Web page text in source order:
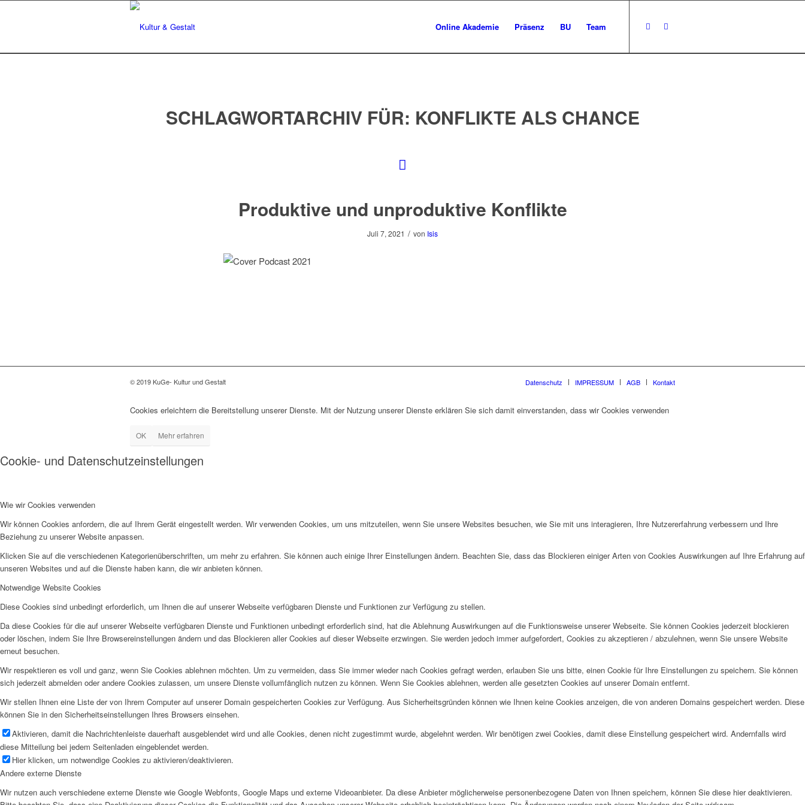
Online Akademie Präsenz BU Team
SCHLAGWORTARCHIV FÜR: KONFLIKTE ALS CHANCE
Produktive und unproduktive Konflikte
Juli 7, 2021 / von Isis
© 2019 KuGe- Kultur und Gestalt Datenschutz IMPRESSUM AGB Kontakt
Cookies erleichtern die Bereitstellung unserer Dienste. Mit der Nutzung unserer Dienste erklären Sie sich damit einverstanden, dass wir Cookies verwenden
OK Mehr erfahren
Cookie- und Datenschutzeinstellungen
Wie wir Cookies verwenden
Wir können Cookies anfordern, die auf Ihrem Gerät eingestellt werden. Wir verwenden Cookies, um uns mitzuteilen, wenn Sie unsere Websites besuchen, wie Sie mit uns interagieren, Ihre Nutzererfahrung verbessern und Ihre
Beziehung zu unserer Website anpassen.
Klicken Sie auf die verschiedenen Kategorienüberschriften, um mehr zu erfahren. Sie können auch einige Ihrer Einstellungen ändern. Beachten Sie, dass das Blockieren einiger Arten von Cookies Auswirkungen auf Ihre Erfahrung auf
unseren Websites und auf die Dienste haben kann, die wir anbieten können.
Notwendige Website Cookies
Diese Cookies sind unbedingt erforderlich, um Ihnen die auf unserer Webseite verfügbaren Dienste und Funktionen zur Verfügung zu stellen.
Da diese Cookies für die auf unserer Webseite verfügbaren Dienste und Funktionen unbedingt erforderlich sind, hat die Ablehnung Auswirkungen auf die Funktionsweise unserer Webseite. Sie können Cookies jederzeit blockieren
oder löschen, indem Sie Ihre Browsereinstellungen ändern und das Blockieren aller Cookies auf dieser Webseite erzwingen. Sie werden jedoch immer aufgefordert, Cookies zu akzeptieren / abzulehnen, wenn Sie unsere Website
erneut besuchen.
Wir respektieren es voll und ganz, wenn Sie Cookies ablehnen möchten. Um zu vermeiden, dass Sie immer wieder nach Cookies gefragt werden, erlauben Sie uns bitte, einen Cookie für Ihre Einstellungen zu speichern. Sie können
sich jederzeit abmelden oder andere Cookies zulassen, um unsere Dienste vollumfänglich nutzen zu können. Wenn Sie Cookies ablehnen, werden alle gesetzten Cookies auf unserer Domain entfernt.
Wir stellen Ihnen eine Liste der von Ihrem Computer auf unserer Domain gespeicherten Cookies zur Verfügung. Aus Sicherheitsgründen können wie Ihnen keine Cookies anzeigen, die von anderen Domains gespeichert werden. Diese
können Sie in den Sicherheitseinstellungen Ihres Browsers einsehen.
Aktivieren, damit die Nachrichtenleiste dauerhaft ausgeblendet wird und alle Cookies, denen nicht zugestimmt wurde, abgelehnt werden. Wir benötigen zwei Cookies, damit diese Einstellung gespeichert wird. Andernfalls wird
diese Mitteilung bei jedem Seitenladen eingeblendet werden.
Hier klicken, um notwendige Cookies zu aktivieren/deaktivieren.
Andere externe Dienste
Wir nutzen auch verschiedene externe Dienste wie Google Webfonts, Google Maps und externe Videoanbieter. Da diese Anbieter möglicherweise personenbezogene Daten von Ihnen speichern, können Sie diese hier deaktivieren.